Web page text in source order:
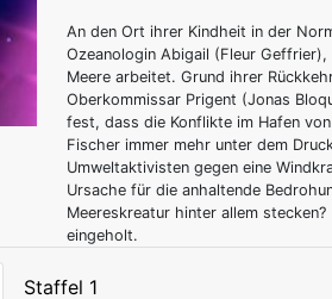
An den Ort ihrer Kindheit in der
Ozeanologin Abigail (Fleur
Meere arbeitet. Grund ihrer
Oberkommissar Prigent (Jonas
fest, dass die Konflikte im Hafen
Fischer immer mehr unter dem
Umweltaktivisten gegen eine
Ursache für die anhaltende
Meereskreatur hinter allem
eingeholt.
Staffel 1